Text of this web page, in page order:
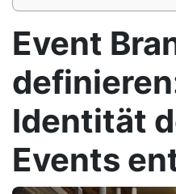
Event
Identität
Events